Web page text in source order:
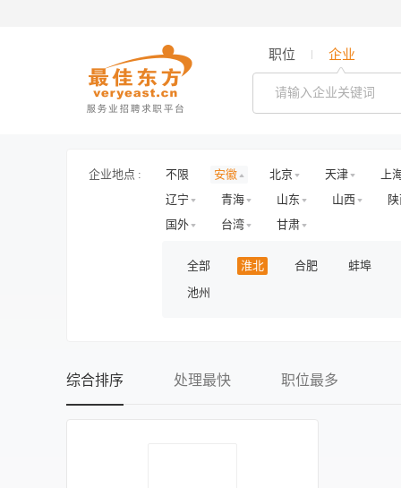
职位 企业
企业地点 : 不限 安徽 北京 天津
上
辽宁
青海 山东 山西
国外
台湾 甘肃
全部 淮北 合肥
蚌埠
池州
综合排序 处理最快 职位最多